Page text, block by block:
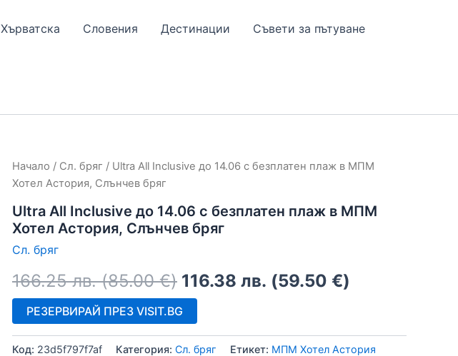
Хърватска Словения Дестинации Съвети за пътуване
Начало / Сл. бряг / Ultra All Inclusive до 14.06 с безплатен плаж в МПМ
Хотел Астория, Слънчев бряг
Ultra All Inclusive до 14.06 с безплатен плаж в МПМ
Хотел Астория, Слънчев бряг
Сл. бряг
166.25лв. (85.00€) 116.38 лв. (59.50 €)
РЕЗЕРВИРАЙ ПРЕЗ VISIT.BG
Код: 23d5f797f7af Категория: Сл. бряг Етикет: МПМ Хотел Астория